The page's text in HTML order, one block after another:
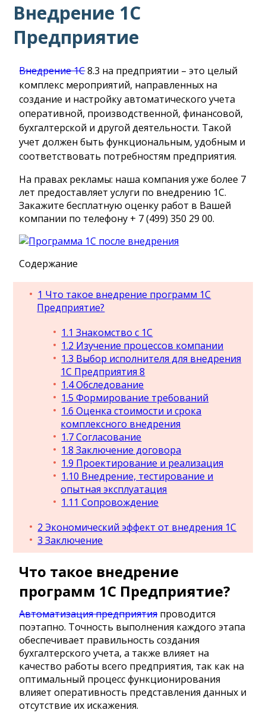
Внедрение 1С
Предприятие
Внедрение 1С8.3 на предприятии – это целый
комплекс мероприятий, направленных на
создание и настройку автоматического учета
оперативной, производственной, финансовой,
бухгалтерской и другой деятельности. Такой
учет должен быть функциональным, удобным и
соответствовать потребностям предприятия.
На правах рекламы: наша компания уже более 7
лет предоставляет услуги по внедрению 1С.
Закажите бесплатную оценку работ в Вашей
компании по телефону + 7 (499) 350 29 00.
Содержание
1 Что такое внедрение программ 1С
Предприятие?
1.1 Знакомство с 1С
1.2 Изучение процессов компании
1.3 Выбор исполнителя для внедрения
1С Предприятия 8
1.4Обследование
1.5 Формирование требований
1.6 Оценка стоимости и срока
комплексного внедрения
1.7Согласование
1.8 Заключение договора
1.9 Проектирование и реализация
1.10 Внедрение, тестирование и
опытная эксплуатация
1.11 Сопровождение
2 Экономический эффект от внедрения 1С
3 Заключение
Что такое внедрение
программ 1С Предприятие?
Автоматизация предприятияпроводится
поэтапно. Точность выполнения каждого этапа
обеспечивает правильность создания
бухгалтерского учета, а также влияет на
качество работы всего предприятия, так как на
оптимальный процесс функционирования
влияет оперативность представления данных и
отсутствие их искажения.